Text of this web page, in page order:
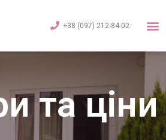
+38 (097) 212-84-02
та ціни